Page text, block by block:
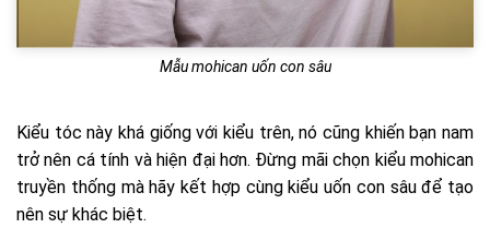
Mẫu mohican uốn con sâu
Kiểu tóc này khá giống với kiểu trên, nó cũng khiến bạn nam
trở nên cá tính và hiện đại hơn. Đừng mãi chọn kiểu mohican
truyền thống mà hãy kết hợp cùng kiểu uốn con sâu để tạo
nên sự khác biệt.